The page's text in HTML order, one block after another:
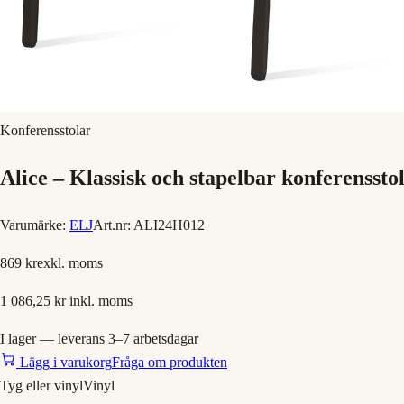
Konferensstolar
Alice – Klassisk och stapelbar konferensstol
Varumärke: ELJArt.nr: ALI24H012
869 krexkl. moms
1 086,25 krinkl. moms
I lager — leverans 3–7 arbetsdagar
Lägg i varukorgFråga om produkten
Tyg eller vinylVinyl